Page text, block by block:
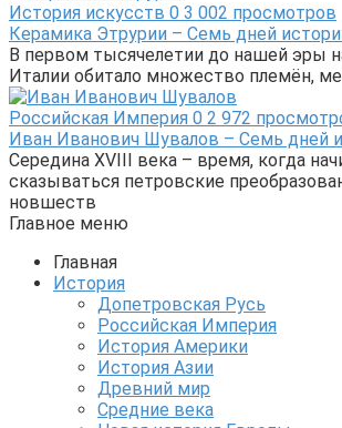
История искусств 0 3 002 просмотров
Керамика Этрурии – Семь дней
В первом тысячелетии до нашей эры
Италии обитало множество племён,
Российская Империя 0 2 972
Иван Иванович Шувалов – Семь дней
Середина XVIII века – время, когда
сказываться петровские
новшеств
Главное меню
Главная
История
Допетровская Русь
Российская Империя
История Америки
История Азии
Древний мир
Средние века